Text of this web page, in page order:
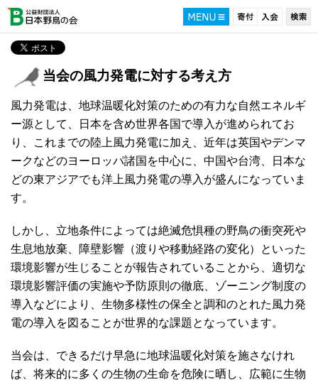
当会の風力発電に対する考え方
風力発電は、地球温暖化対策のための有力な自然エネルギ
ー源として、日本を含め世界各国で導入が進められてお
り、これまでの陸上風力発電に加え、近年は英国やデンマ
ークなどのヨーロッパ諸国を中心に、中国や台湾、日本な
どの東アジアでも洋上風力発電の導入が盛んになっていま
す。
しかし、立地条件によっては絶滅危惧種の野鳥の衝突死や
生息地放棄、障壁影響（渡りや移動経路の変化）といった
環境影響が生じることが報告されていることから、適切な
環境影響評価の実施や予防原則の徹底、ゾーニング制度の
導入などにより、生物多様性の保全と調和のとれた風力発
電の導入を図ることが世界的な課題となっています。
当会は、できるだけ早急に地球温暖化対策を施さなけれ
ば、将来的に多くの生物の生命を危険に晒し、広範に生物